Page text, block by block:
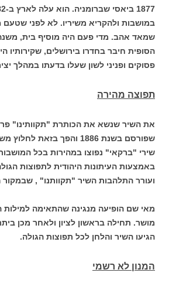
במושבות ולהקריא משיריו. לא לפני
שמאד אהב. מדי פעם היה מוסיף בית,
הסופית חיבר בחדרו בירושלים, שקירותיו
פסוקים ופניני לשון שעלו בדעתו במהלך
תפוצה מהירה
את השיר שנשא את הכותרת "תקוותינו"
שפורסם בשנת 1886 והפך
שירי "ברקאי" נפוצו במהירות בכל
באמצעות העיתונות היהודית לתפוצות
ועורר התלהבות השיר "תקוותנו" ,
מאי שם הופיעה מנגינה שהתאימה למילות
מושר. תחילה בראשון לציון ולאחר מכן
הגיעו השיר והלחן לכל תפוצות הגולה.
המנון לא רשמי